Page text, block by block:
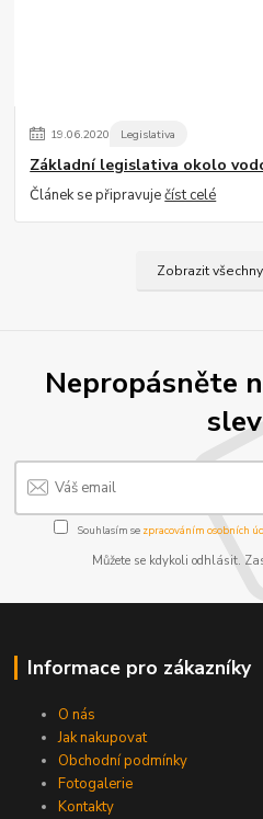
19.06.2020 Legislativa
Základní legislativa okolo
Článek se připravuječíst celé
Zobrazit
Nepropásněte
Souhlasím se zpracováním osobních
Můžete se kdykoli odhlásit.
Informace pro zákazníky
O nás
Jak nakupovat
Obchodní podmínky
Fotogalerie
Kontakty